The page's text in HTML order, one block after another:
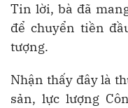
Tin lời, bà đã
để chuyển tiền
tượng.
Nhận thấy đây là
sản, lực lượng